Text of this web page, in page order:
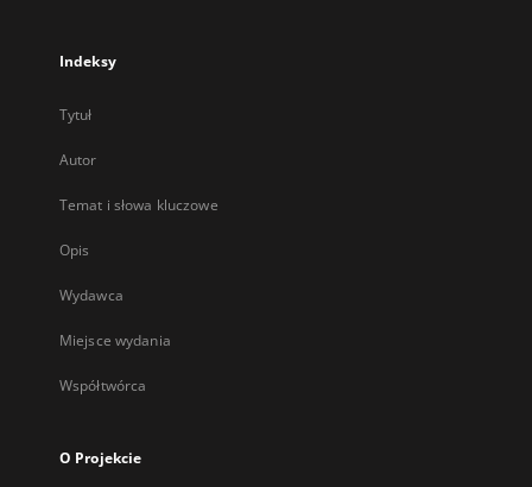
Indeksy
Tytuł
Autor
Temat i słowa kluczowe
Opis
Wydawca
Miejsce wydania
Współtwórca
O Projekcie